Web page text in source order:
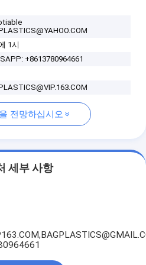
1시
+8613780964661
전망하십시오
세부 사항